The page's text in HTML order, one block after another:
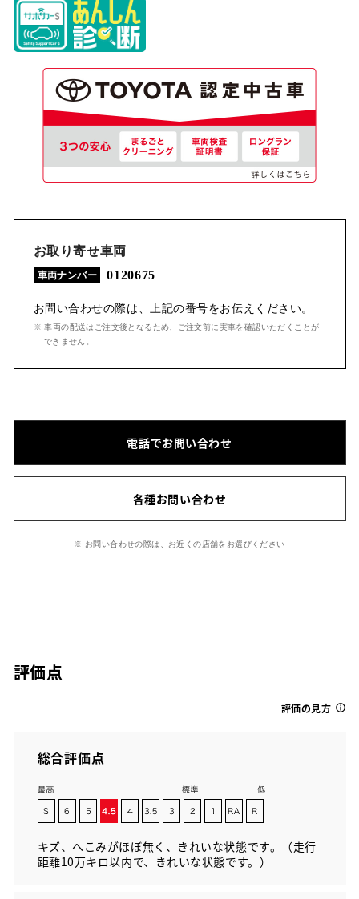
お取り寄せ車両
車両ナンバー 0120675
お問い合わせの際は、上記の番号をお伝えください。
※ 車両の配送はご注文後となるため、ご注文前に実車を確認いただくことが
できません。
電話でお問い合わせ
各種お問い合わせ
※ お問い合わせの際は、お近くの店舗をお選びください
評価点
評価の見方
総合評価点
キズ、へこみがほぼ無く、きれいな状態です。（走行
距離10万キロ以内で、きれいな状態です。）